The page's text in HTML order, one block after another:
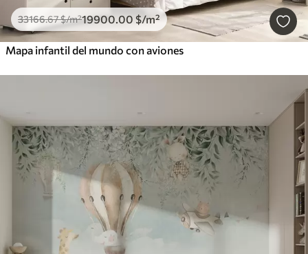
33166.67$/m²19900.00 $/m²
Mapa infantil del mundo con aviones